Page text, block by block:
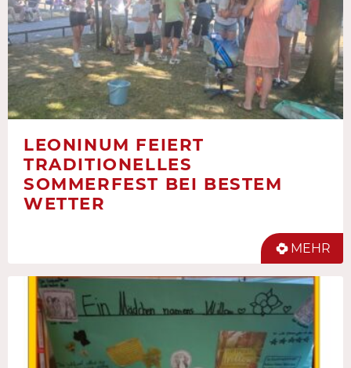
LEONINUM FEIERT
TRADITIONELLES
SOMMERFEST BEI BESTEM
WETTER
MEHR